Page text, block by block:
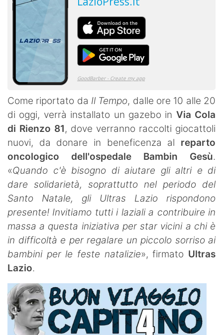
Come riportato da Il Tempo, dalle ore 10 alle 20
di oggi, verrà installato un gazebo in Via Cola
di Rienzo 81, dove verranno raccolti giocattoli
nuovi, da donare in beneficenza al reparto
oncologico dell'ospedale Bambin Gesù.
«Quando c'è bisogno di aiutare gli altri e di
dare solidarietà, soprattutto nel periodo del
Santo Natale, gli Ultras Lazio rispondono
presente! Invitiamo tutti i laziali a contribuire in
massa a questa iniziativa per star vicini a chi è
in difficoltà e per regalare un piccolo sorriso ai
bambini per le feste natalizie», firmato Ultras
Lazio.